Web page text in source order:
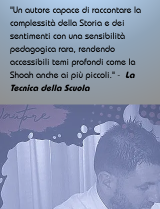
"Un autore capace di raccontare la
complessità della Storia e dei
sentimenti con una sensibilità
pedagogica rara, rendendo
accessibili temi profondi come la
Shoah anche ai più piccoli." - La
Tecnica della Scuola